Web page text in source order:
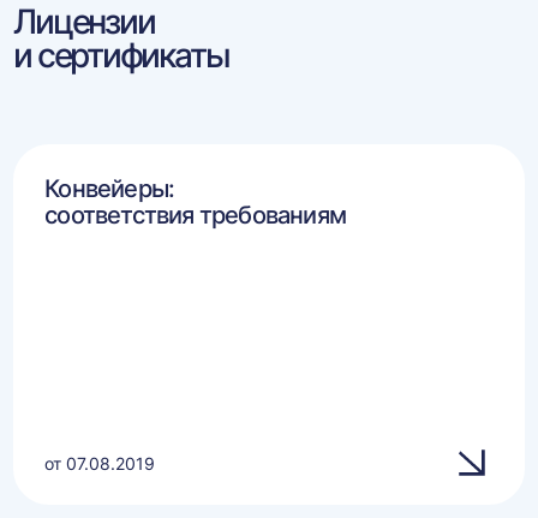
Лицензии
и сертификаты
Конвейеры:
соответствия требованиям
от 07.08.2019